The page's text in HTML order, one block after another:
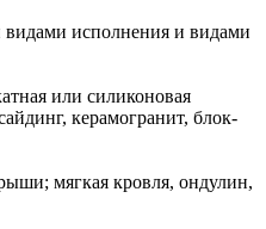
исполнения и видами
или силиконовая
керамогранит, блок-
мягкая кровля, ондулин,